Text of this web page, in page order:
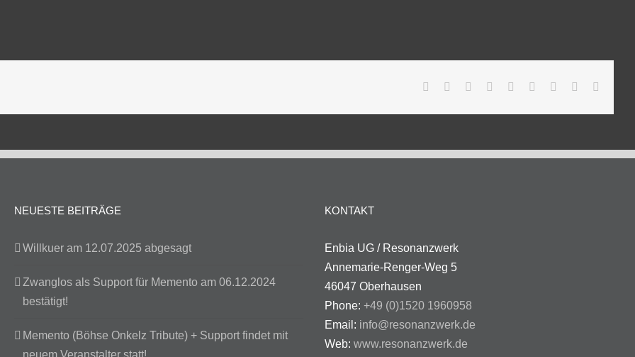
Facebook
TwitterReddit LinkedInWhatsApp
TumblrPinterest
NEUESTE BEITRÄGE
Willkuer am 12.07.2025 abgesagt
Zwanglos als Support für Memento am 06.12.2024
bestätigt!
Memento (Böhse Onkelz Tribute) + Support findet mit
neuem Veranstalter statt!
KONTAKT
Enbia UG / Resonanzwerk
Annemarie-Renger-Weg 5
46047 Oberhausen
Phone: +49 (0)1520 1960958
Email: info@resonanzwerk.de
Web: www.resonanzwerk.de